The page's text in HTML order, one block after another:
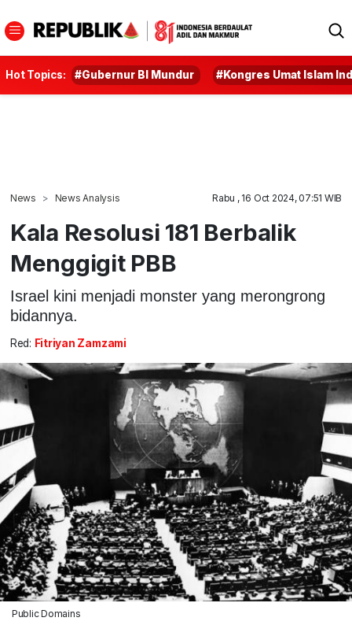
Hot Topics: #Gubernur BI Mundur #Kongres Umat Islam
News News Analysis Rabu , 16 Oct 2024, 07:51 WIB
Kala Resolusi 181 Berbalik
Menggigit PBB
Israel kini menjadi monster yang merongrong
bidannya.
Red: Fitriyan Zamzami
Public Domains